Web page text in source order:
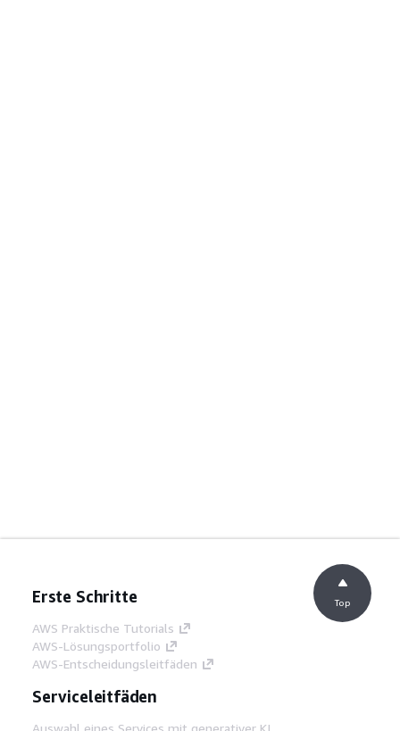
Erste Schritte
AWS Praktische Tutorials
AWS-Lösungsportfolio
AWS-Entscheidungsleitfäden
Serviceleitfäden
Auswahl eines Services mit generativer KI
Top